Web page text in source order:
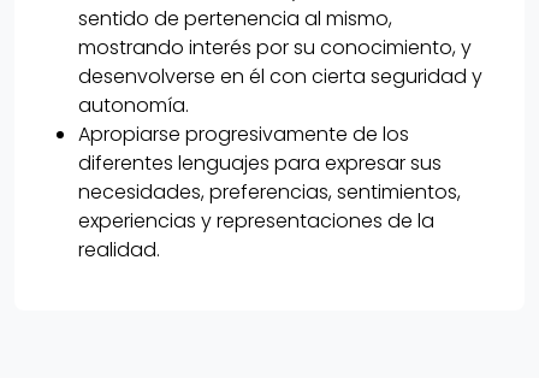
sentido de pertenencia al mismo,
mostrando interés por su conocimiento, y
desenvolverse en él con cierta seguridad y
autonomía.
Apropiarse progresivamente de los
diferentes lenguajes para expresar sus
necesidades, preferencias, sentimientos,
experiencias y representaciones de la
realidad.